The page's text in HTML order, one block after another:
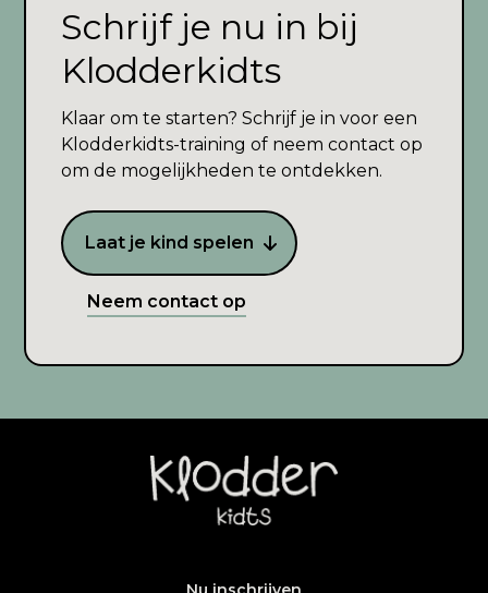
Schrijf je nu in bij
Klodderkidts
Klaar om te starten? Schrijf je in voor een
Klodderkidts-training of neem contact op
om de mogelijkheden te ontdekken.
Laat je kind spelen
Neem contact op